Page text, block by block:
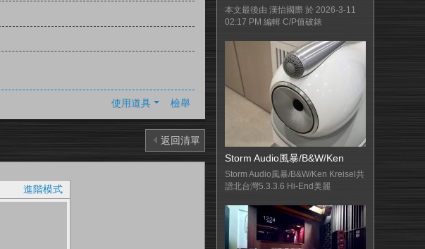
使用道具 檢舉
返回清單
進階模式
本文最後由 漢怡國際 於 2026-3-11
02:17 PM 編輯 C/P值破錶
Storm Audio風暴/B&W/Ken
Storm Audio風暴/B&W/Ken Kreisel共
譜北台灣5.3.3.6 Hi-End美麗